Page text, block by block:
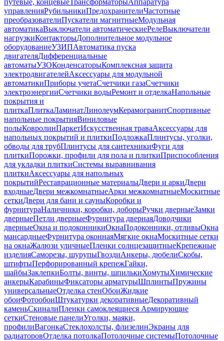
путевые, концевыеТрансформаторыАппаратура
управленияРубильникиПредохранителиЧастотные
преобразователиПускатели магнитныеМодульная
автоматикаВыключатели автоматическиеРелеВыключатели
нагрузкиКонтакторыДополнительное модульное
оборудованиеУЗИПАвтоматика пуска
двигателяДифференциальные
автоматыУЗОКонденсаторыКомплексная защита
электродвигателейАксессуары для модульной
автоматикиПриборы учетаСчетчики газаСчетчики
электроэнергииСчетчики водыРемонт и отделкаНапольные
покрытия и
плиткаПлиткаЛаминатЛинолеумКерамогранитСпортивные
напольные покрытияВиниловые
полыКовролинПаркетИскусственная траваАксессуары для
напольных покрытий и плиткиПодложкаПлинтусы, уголки,
обводы для трубПлинтусы для сантехникиФуги для
плиткиПорожки, профили для пола и плиткиПриспособления
для укладки плиткиСистемы выравнивания
плиткиАксессуары для напольных
покрытийРеставрационные материалыДвери и аркиДвери
входныеДвери межкомнатныеАрки межкомнатныеМоскитные
сеткиДвери для бани и сауныКоробки и
фурнитураНаличники, коробки, доборыРучки дверныеЗамки
дверныеПетли дверныеФурнитура двернаяДоводчики
дверныеОкна и подоконникиОкнаПодоконники, отливыОкна
мансардныеФурнитура оконнаяМягкие окнаМоскитные сетки
на окнаЖалюзи уличныеПленки солнцезащитныеКрепежные
изделияСаморезы, шурупыГвоздиАнкеры, дюбелиСкобы,
штифтыПерфорированный крепежГайки,
шайбыЗаклепкиБолты, винты, шпилькиХомутыХимические
анкерыКарабиныФиксаторы арматурыШплинтыПружины
универсальныеОтделка стенОбоиЖидкие
обоиФотообоиШтукатурки декоративныеДекоративный
каменьСкиналиПленки самоклеящиеся Армирующие
сеткиСтеновые панелиУголки, маяки,
профилиВагонкаСтеклохолсты, флизелинЭкраны для
радиаторовОтделка потолкаПотолочные системыПотолочные